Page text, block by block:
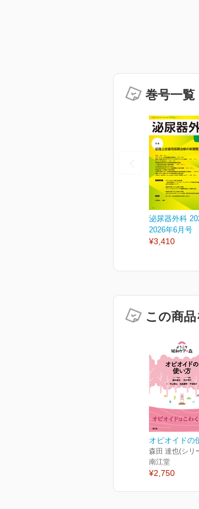
巻号一覧
泌尿器外科
2026年6月号
¥3,410
この商
オピオイドの
森田 達也(シリ
南江堂
¥2,750